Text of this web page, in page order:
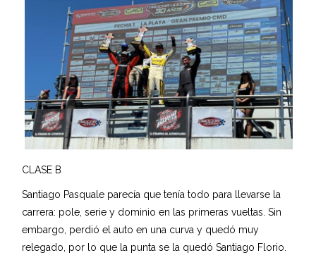
CLASE B
Santiago Pasquale parecía que tenía todo para llevarse la
carrera: pole, serie y dominio en las primeras vueltas. Sin
embargo, perdió el auto en una curva y quedó muy
relegado, por lo que la punta se la quedó Santiago Florio.